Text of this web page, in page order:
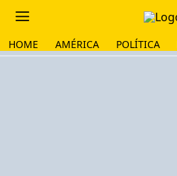
HOME AMÉRICA POLÍTICA